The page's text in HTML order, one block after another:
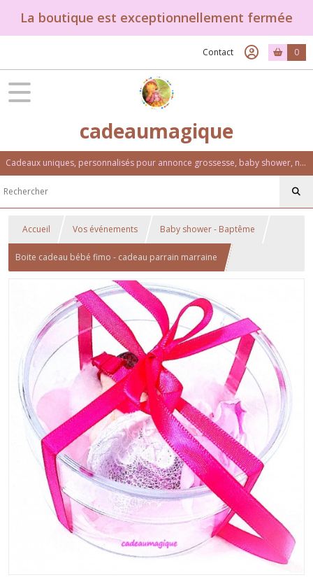
La boutique est exceptionnellement fermée
Contact 0
cadeaumagique
Cadeaux uniques, personnalisés pour annonce grossesse, baby shower, naissance, baptême, anniversaire. Un univers féérique et coloré.
Accueil Vos événements Baby shower - Baptême
Boite cadeau bébé fimo - cadeau parrain marraine